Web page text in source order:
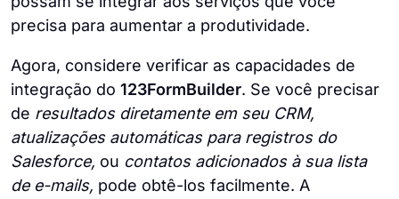
precisa para aumentar a produtividade.
Agora, considere verificar as capacidades de
integração do 123FormBuilder. Se você precisar
de resultados diretamente em seu CRM,
atualizações automáticas para registros do
Salesforce, ou contatos adicionados à sua lista
de e-mails, pode obtê-los facilmente. A